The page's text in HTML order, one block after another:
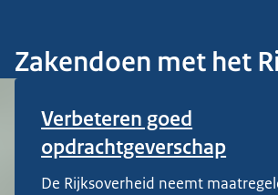
Zakendoen met het
Verbeteren goed
opdrachtgeverschap
De Rijksoverheid neemt